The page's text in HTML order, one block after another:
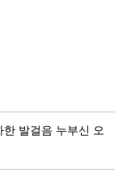
발걸음 누부신 오